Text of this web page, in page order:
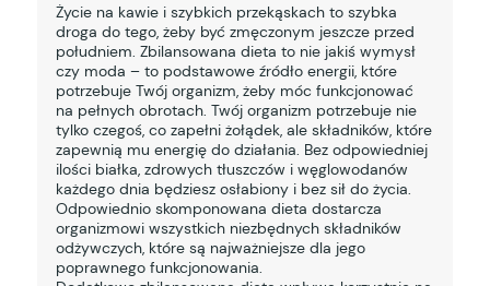
Życie na kawie i szybkich przekąskach to szybka
droga do tego, żeby być zmęczonym jeszcze przed
południem. Zbilansowana dieta to nie jakiś wymysł
czy moda – to podstawowe źródło energii, które
potrzebuje Twój organizm, żeby móc funkcjonować
na pełnych obrotach. Twój organizm potrzebuje nie
tylko czegoś, co zapełni żołądek, ale składników, które
zapewnią mu energię do działania. Bez odpowiedniej
ilości białka, zdrowych tłuszczów i węglowodanów
każdego dnia będziesz osłabiony i bez sił do życia.
Odpowiednio skomponowana dieta dostarcza
organizmowi wszystkich niezbędnych składników
odżywczych, które są najważniejsze dla jego
poprawnego funkcjonowania.